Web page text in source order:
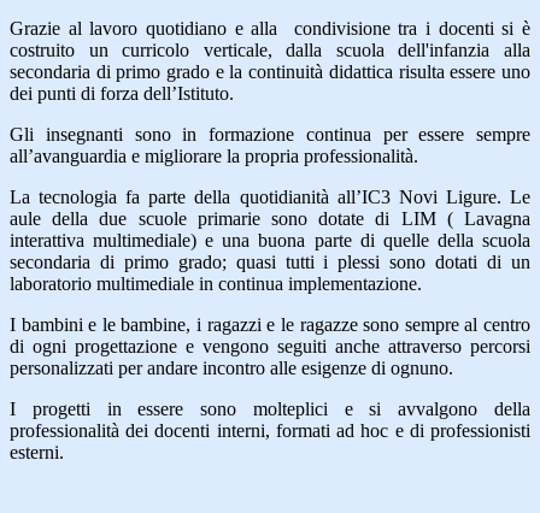
Grazie al lavoro quotidiano e alla condivisione tra i docenti si è
costruito un curricolo verticale, dalla scuola dell'infanzia alla
secondaria di primo grado e la continuità didattica risulta essere uno
dei punti di forza dell’Istituto.
Gli insegnanti sono in formazione continua per essere sempre
all’avanguardia e migliorare la propria professionalità.
La tecnologia fa parte della quotidianità all’IC3 Novi Ligure. Le
aule della due scuole primarie sono dotate di LIM ( Lavagna
interattiva multimediale) e una buona parte di quelle della scuola
secondaria di primo grado; quasi tutti i plessi sono dotati di un
laboratorio multimediale in continua implementazione.
I bambini e le bambine, i ragazzi e le ragazze sono sempre al centro
di ogni progettazione e vengono seguiti anche attraverso percorsi
personalizzati per andare incontro alle esigenze di ognuno.
I progetti in essere sono molteplici e si avvalgono della
professionalità dei docenti interni, formati ad hoc e di professionisti
esterni.